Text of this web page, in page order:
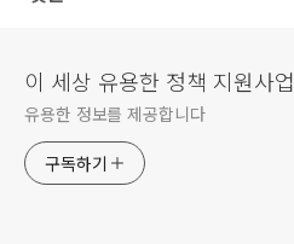
이 세상 유용한 정책 지원사업
유용한 정보를 제공합니다
구독하기